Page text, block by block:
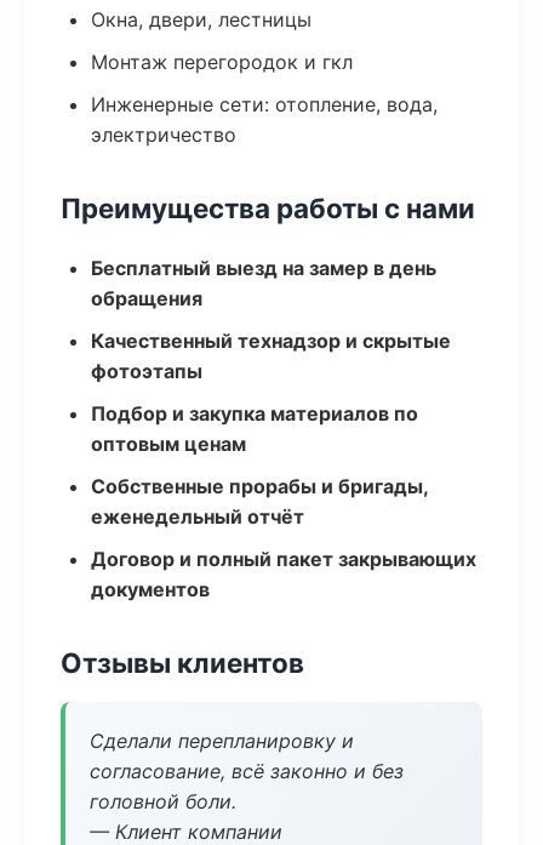
Окна, двери, лестницы
Монтаж перегородок и гкл
Инженерные сети: отопление, вода,
электричество
Преимущества работы с нами
Бесплатный выезд на замер в день
обращения
Качественный технадзор и скрытые
фотоэтапы
Подбор и закупка материалов по
оптовым ценам
Собственные прорабы и бригады,
еженедельный отчёт
Договор и полный пакет закрывающих
документов
Отзывы клиентов
Сделали перепланировку и
согласование, всё законно и без
головной боли.
— Клиент компании